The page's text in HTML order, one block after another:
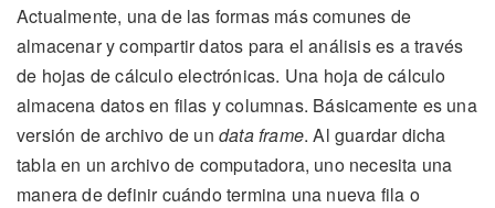
Actualmente, una de las formas más comunes de
almacenar y compartir datos para el análisis es a través
de hojas de cálculo electrónicas. Una hoja de cálculo
almacena datos en filas y columnas. Básicamente es una
versión de archivo de un data frame. Al guardar dicha
tabla en un archivo de computadora, uno necesita una
manera de definir cuándo termina una nueva fila o